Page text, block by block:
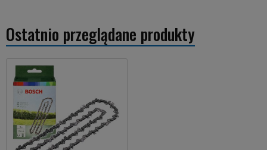
Ostatnio przeglądane produkty